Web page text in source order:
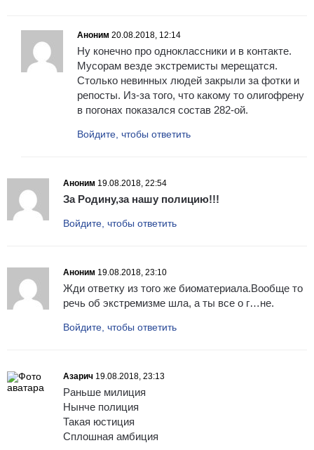
Аноним 20.08.2018, 12:14
Ну конечно про одноклассники и в контакте.
Мусорам везде экстремисты мерещатся.
Столько невинных людей закрыли за фотки и
репосты. Из-за того, что какому то олигофрену
в погонах показался состав 282-ой.
Войдите, чтобы ответить
Аноним 19.08.2018, 22:54
За Родину,за нашу полицию!!!
Войдите, чтобы ответить
Аноним 19.08.2018, 23:10
Жди ответку из того же биоматериала.Вообще то
речь об экстремизме шла, а ты все о г…не.
Войдите, чтобы ответить
Азарич 19.08.2018, 23:13
Раньше милиция
Нынче полиция
Такая юстиция
Сплошная амбиция